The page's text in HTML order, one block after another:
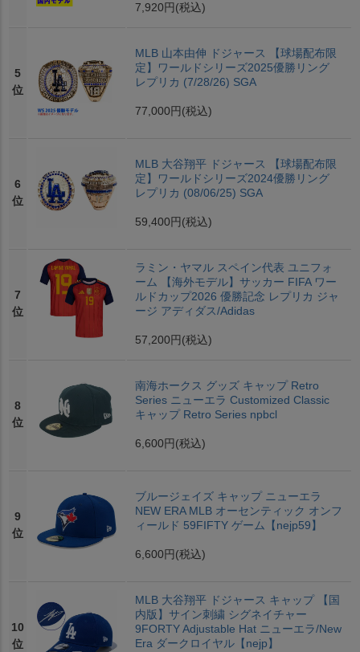
7,920円 (税込)
5
位
MLB 山本由伸 ドジャース 【球場配布限
定】ワールドシリーズ2025優勝リング
レプリカ (7/28/26) SGA
77,000円 (税込)
6
位
MLB 大谷翔平 ドジャース 【球場配布限
定】ワールドシリーズ2024優勝リング
レプリカ (08/06/25) SGA
59,400円 (税込)
7
位
ラミン・ヤマル スペイン代表 ユニフォ
ーム 【海外モデル】サッカー FIFA ワー
ルドカップ2026 優勝記念 レプリカ ジャ
ージ アディダス/Adidas
57,200円 (税込)
8
位
南海ホークス グッズ キャップ Retro
Series ニューエラ Customized Classic
キャップ Retro Series npbcl
6,600円 (税込)
9
位
ブルージェイズ キャップ ニューエラ
NEW ERA MLB オーセンティック オンフ
ィールド 59FIFTY ゲーム【nejp59】
6,600円 (税込)
10
位
MLB 大谷翔平 ドジャース キャップ 【国
内版】サイン刺繍 シグネイチャー
9FORTY Adjustable Hat ニューエラ/New
Era ダークロイヤル【nejp】